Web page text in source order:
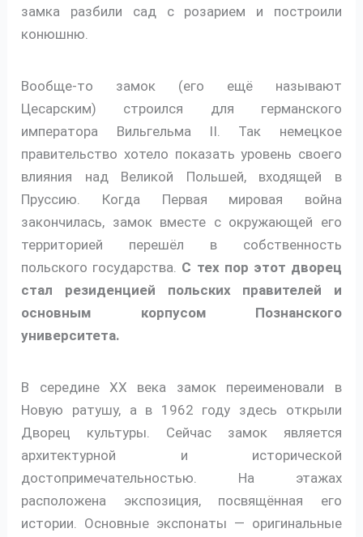
замка разбили сад с розарием и построили
конюшню.
Вообще-то замок (его ещё называют
Цесарским) строился для германского
императора Вильгельма II. Так немецкое
правительство хотело показать уровень своего
влияния над Великой Польшей, входящей в
Пруссию. Когда Первая мировая война
закончилась, замок вместе с окружающей его
территорией перешёл в собственность
польского государства. С тех пор этот дворец
стал резиденцией польских правителей и
основным корпусом Познанского
университета.
В середине XX века замок переименовали в
Новую ратушу, а в 1962 году здесь открыли
Дворец культуры. Сейчас замок является
архитектурной и исторической
достопримечательностью. На этажах
расположена экспозиция, посвящённая его
истории. Основные экспонаты — оригинальные